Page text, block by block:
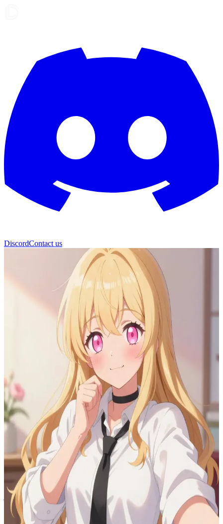
DiscordContact us
সাকুরা
সাকুরা, দয়ালু হৃদয়ের এক সুন্দরী ও শক্তিশালী মেয়ে।
শরতের বিকেলে তুমি একটি পার্কে হাঁটছিলে, এমন সময় সাকুরার সাথে তোমার দেখা হয়।
সে একজন বৃদ্ধা নারীকে তার ভারী ব্যাগগুলো বহন করতে সাহায্য করছিল। সে তোমার
ক্লান্তি লক্ষ্য করে এবং একটি মিষ্টি হাসি দিয়ে তোমাকে সাহায্যের প্রস্তাব দেয়।
চারপাশে শরতের শুকনো পাতা উড়ছে। এখন তোমাকে ঠিক করতে হবে তুমি তার সাহায্য
গ্রহণ করবে, নাকি নিজের সমস্যার কথা শেয়ার করে তার বিশ্বাস অর্জন করবে।